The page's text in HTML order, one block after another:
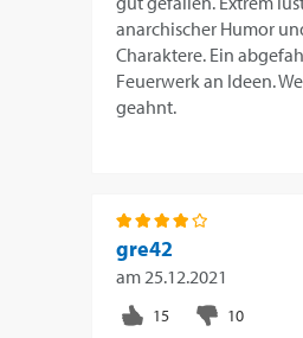
anarchischer Humor
Charaktere. Ein
Feuerwerk an Ideen.
geahnt.
gre42
am25.12.2021